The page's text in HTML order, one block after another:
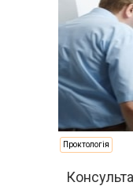
Проктологія